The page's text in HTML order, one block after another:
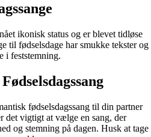
ikonisk status og er blevet tidløse
til fødselsdage har smukke tekster og
i feststemning.
fødselsdagssang til din partner
det vigtigt at vælge en sang, der
og stemning på dagen. Husk at tage